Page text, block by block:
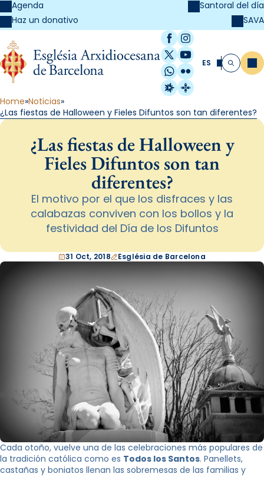
Agenda
Haz un donativo
Santoral del día
SAVA
Facebook
Instagram
X / Twitter
YouTube
WhatsApp
Flickr
Radio Estel
Catalunya
ES Buscar
Home Noticias
¿Las fiestas de Halloween y Fieles Difuntos son tan diferentes?
¿Las fiestas de Halloween y
Fieles Difuntos son tan
diferentes?
El motivo por el que los disfraces y las
calabazas conviven con los bollos y la
festividad del Día de los Difuntos
31 Oct, 2018 Església de Barcelona
Cada otoño, vuelve una de las celebraciones más populares de
la tradición católica como es Todos los Santos. Panellets,
castañas y boniatos llenan las sobremesas de las familias y